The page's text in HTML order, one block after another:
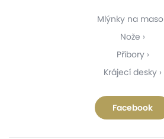
Mlýnky na maso
Nože
Příbory
Krájecí desky
Facebook